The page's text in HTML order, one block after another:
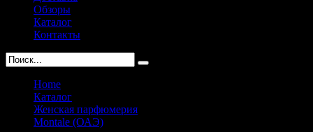
Обзоры
Каталог
Контакты
Home
Каталог
Женская парфюмерия
Montale (ОАЭ)